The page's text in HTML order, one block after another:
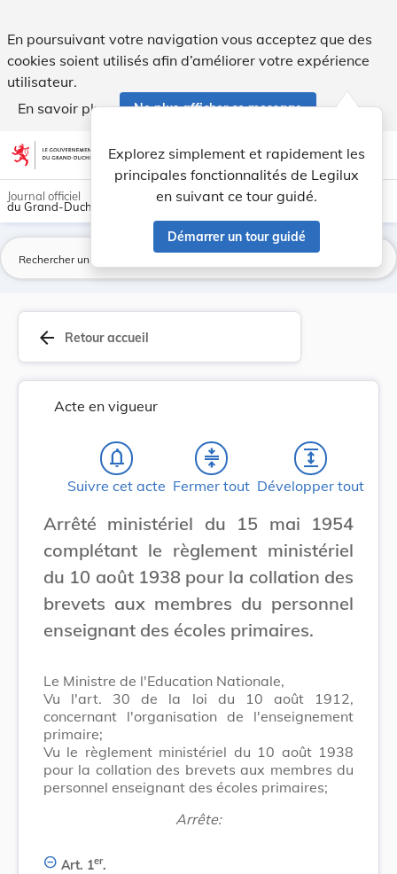
En poursuivant votre navigation vous acceptez que des
cookies soient utilisés afin d’améliorer votre expérience
utilisateur.
En savoir plus
Ne plus afficher ce message
Aller au contenu account_circle help Aide
Explorez simplement et rapidement les
principales fonctionnalités de Legilux
en suivant ce tour guidé.
Démarrer un tour guidé
light_mode dark_mode
Journal officiel
du Grand-Duché de Luxembourg
arrow_back Retour accueil
Acte en vigueur
notifications_none
Suivre cet acte
compress
Fermer tout
expand
Développer tout
Arrêté ministériel du 15 mai 1954
complétant le règlement ministériel
du 10 août 1938 pour la collation des
brevets aux membres du personnel
enseignant des écoles primaires.
Le Ministre de l'Education Nationale,
Vu l'art. 30 de la loi du 10 août 1912,
concernant l'organisation de l'enseignement
primaire;
Vu le règlement ministériel du 10 août 1938
pour la collation des brevets aux membres du
personnel enseignant des écoles primaires;
Arrête:
Art. 1er.